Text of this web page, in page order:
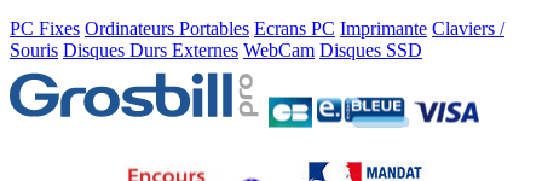
PC Fixes Ordinateurs Portables Ecrans PC Imprimante Claviers /
Souris Disques Durs Externes WebCam Disques SSD